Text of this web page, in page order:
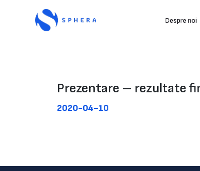
Despre noi
Prezentare – rezultate
2020-04-10